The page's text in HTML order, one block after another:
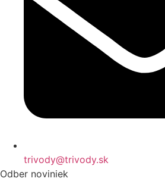
trivody@trivody.sk
Odber noviniek